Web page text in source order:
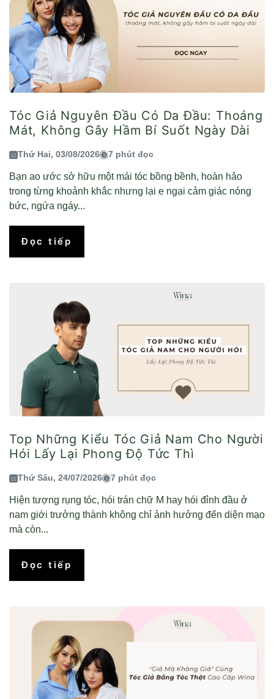
Tóc Giả Nguyên Đầu Có Da Đầu: Thoáng
Mát, Không Gây Hầm Bí Suốt Ngày Dài
Thứ Hai, 03/08/2026 7 phút đọc
Bạn ao ước sở hữu một mái tóc bồng bềnh, hoàn hảo
trong từng khoảnh khắc nhưng lại e ngại cảm giác nóng
bức, ngứa ngáy...
Đọc tiếp
Top Những Kiểu Tóc Giả Nam Cho Người
Hói Lấy Lại Phong Độ Tức Thì
Thứ Sáu, 24/07/2026 7 phút đọc
Hiện tượng rụng tóc, hói trán chữ M hay hói đỉnh đầu ở
nam giới trưởng thành không chỉ ảnh hưởng đến diện mạo
mà còn...
Đọc tiếp